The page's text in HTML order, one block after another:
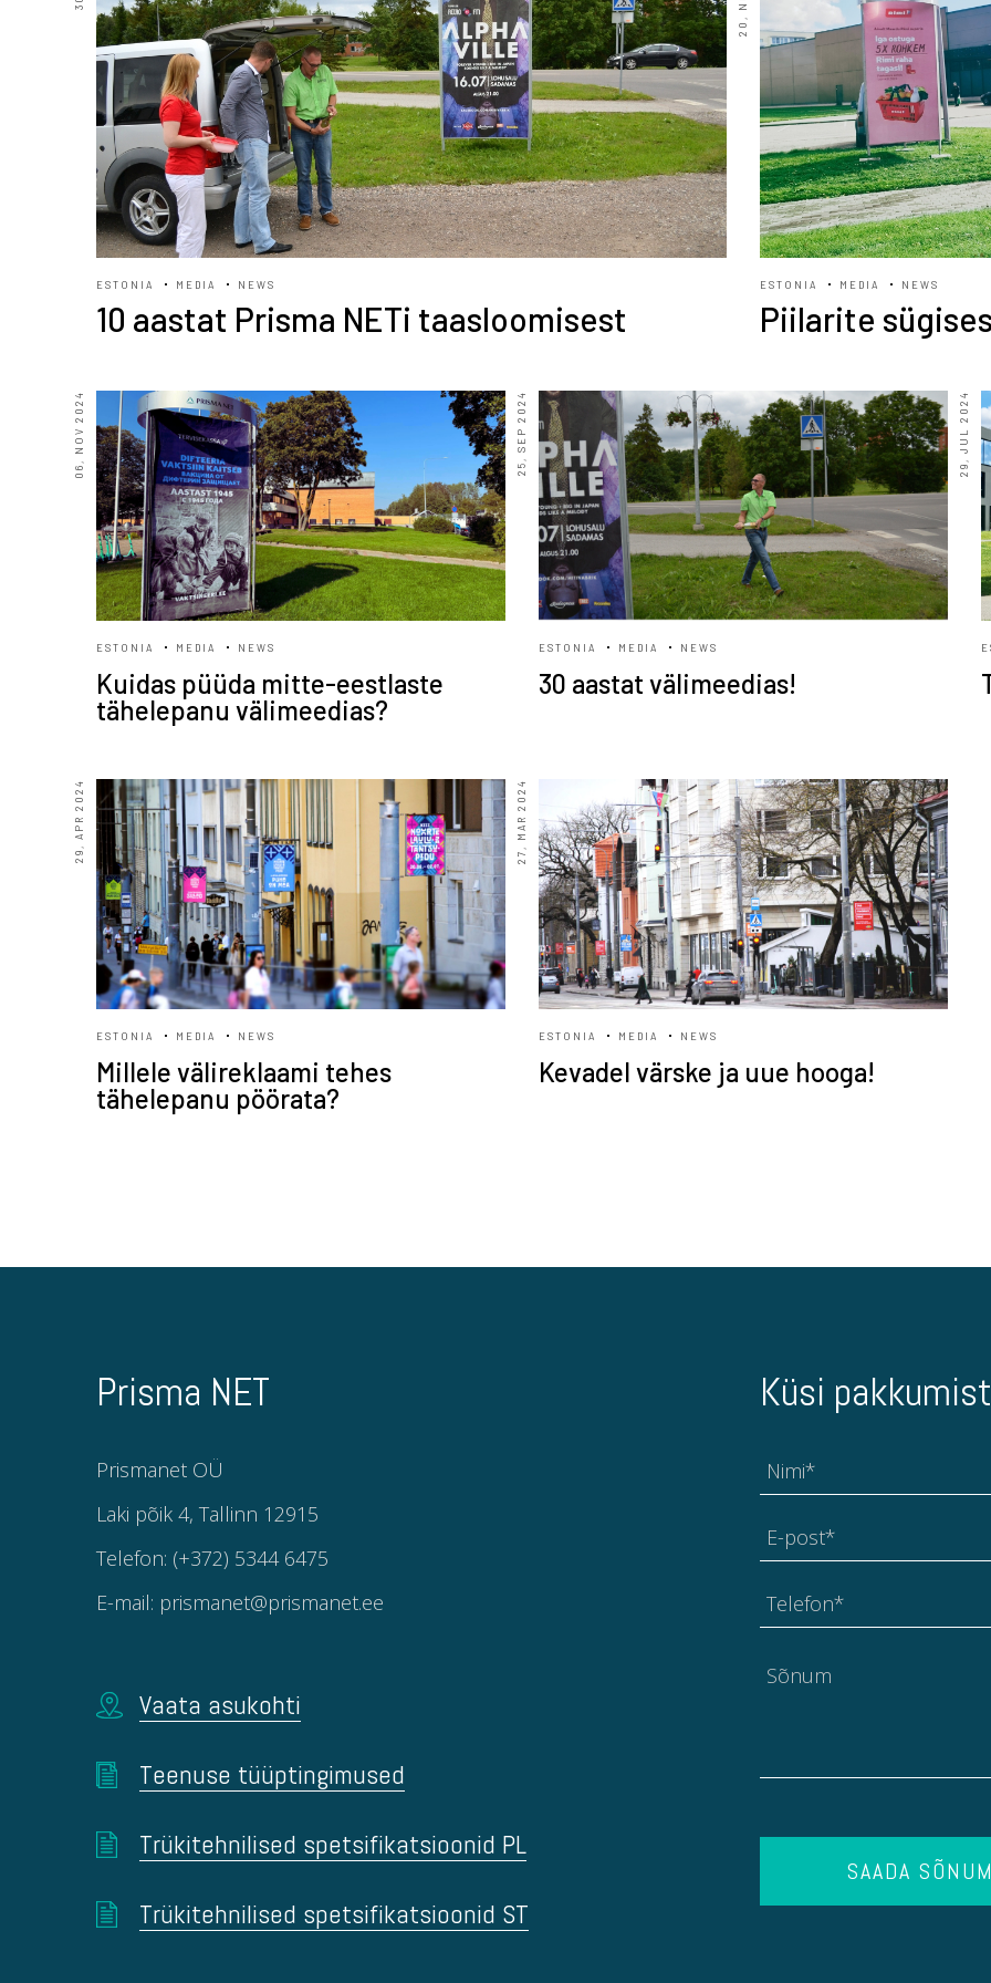
ESTONIA MEDIA NEWS
10 aastat Prisma NETi taasloomisest
ESTONIA MEDIA NEWS
Piilarite
06, NOV 2024
ESTONIA MEDIA NEWS
Kuidas püüda mitte-eestlaste
tähelepanu välimeedias?
25, SEP 2024
ESTONIA MEDIA NEWS
30 aastat välimeedias!
29, JUL 2024
29, APR 2024
ESTONIA MEDIA NEWS
Millele välireklaami tehes
tähelepanu pöörata?
27, MAR 2024
ESTONIA MEDIA NEWS
Kevadel värske ja uue hooga!
Prisma NET
Prismanet OÜ
Laki põik 4, Tallinn 12915
Telefon: (+372) 5344 6475
E-mail: prismanet@prismanet.ee
Vaata asukohti
Teenuse tüüptingimused
Trükitehnilised spetsifikatsioonid PL
Trükitehnilised spetsifikatsioonid ST
Küsi
SAADA